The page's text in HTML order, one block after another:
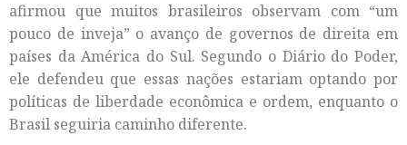
afirmou que muitos brasileiros observam com “um
pouco de inveja” o avanço de governos de direita em
países da América do Sul. Segundo o Diário do Poder,
ele defendeu que essas nações estariam optando por
políticas de liberdade econômica e ordem, enquanto o
Brasil seguiria caminho diferente.